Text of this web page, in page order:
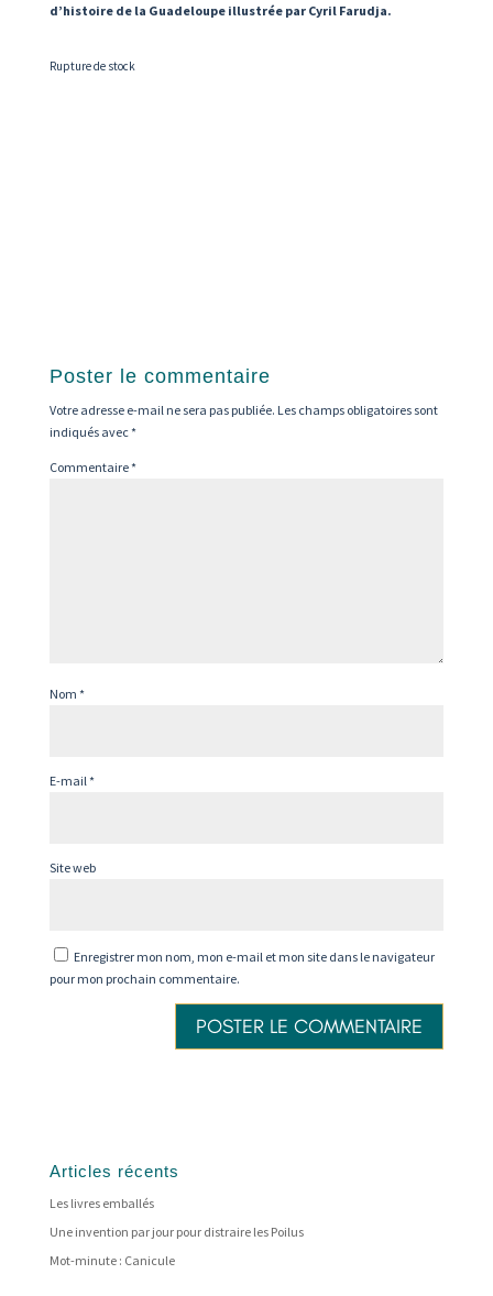
d’histoire de la Guadeloupe illustrée par Cyril Farudja.
Rupture de stock
Poster le commentaire
Votre adresse e-mail ne sera pas publiée. Les champs obligatoires sont
indiqués avec*
Commentaire*
Nom *
E-mail *
Site web
Enregistrer mon nom, mon e-mail et mon site dans le navigateur
pour mon prochain commentaire.
Articles récents
Les livres emballés
Une invention par jour pour distraire les Poilus
Mot-minute : Canicule